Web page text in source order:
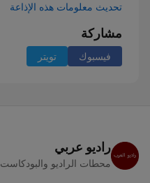
تحديث معلومات هذه الإذاعة
مشاركة
فيسبوك تويتر
راديو عربي
محطات الراديو والبودكاست